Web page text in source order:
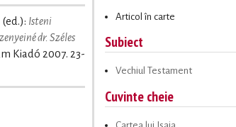
(ed.): Isteni
dr. Széles
Kiadó 2007. 23-
Articol în carte
Subiect
Vechiul Testament
Cuvinte cheie